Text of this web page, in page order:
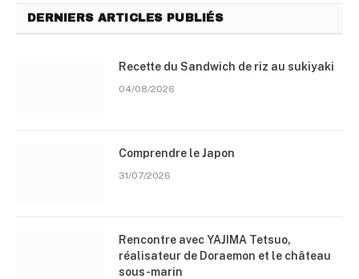
DERNIERS ARTICLES PUBLIÉS
Recette du Sandwich de riz au sukiyaki
04/08/2026
Comprendre le Japon
31/07/2026
Rencontre avec YAJIMA Tetsuo,
réalisateur de Doraemon et le château
sous-marin